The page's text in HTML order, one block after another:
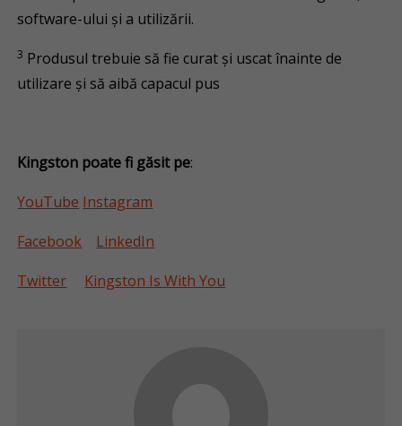
software-ului și a utilizării.
3 Produsul trebuie să fie curat și uscat înainte de
utilizare și să aibă capacul pus
Kingston poate fi găsit pe:
YouTube Instagram
Facebook
LinkedIn
Twitter
Kingston Is With You